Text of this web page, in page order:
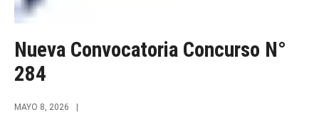
Nueva Convocatoria Concurso N°
284
MAYO 8, 2026